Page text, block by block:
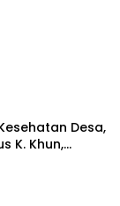
Desa,
K. Khun,
Posyandu